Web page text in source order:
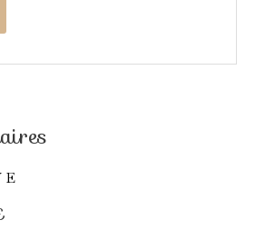
Ce